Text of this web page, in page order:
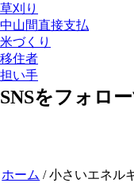
草刈り
中山間直接支払
米づくり
移住者
担い手
SNSをフォロ
ホーム /小さいエネル